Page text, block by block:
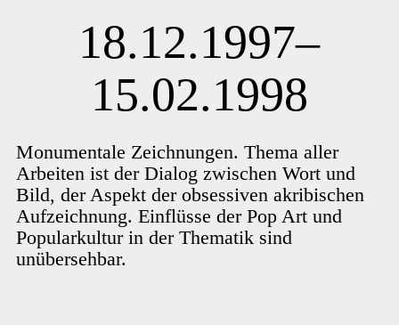
18.12.1997–
15.02.1998
Monumentale Zeichnungen. Thema aller
Arbeiten ist der Dialog zwischen Wort und
Bild, der Aspekt der obsessiven akribischen
Aufzeichnung. Einflüsse der Pop Art und
Popularkultur in der Thematik sind
unübersehbar.